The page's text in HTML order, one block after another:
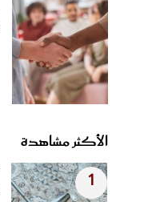
الأكثر مشاهدة
1